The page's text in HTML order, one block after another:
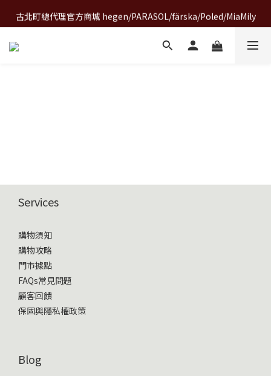
A World of Wonder 奇想世界特展｜套票熱賣中
古北町總代理官方商城 hegen/PARASOL/färska/Poled/MiaMily
A World of Wonder 奇想世界特展｜套票熱賣中
Services
購物須知
購物攻略
門市據點
FAQs常見問題
顧客回饋
保固與隱私權政策
Blog